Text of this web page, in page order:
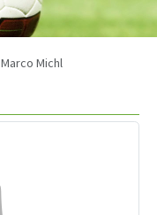
Marco Michl